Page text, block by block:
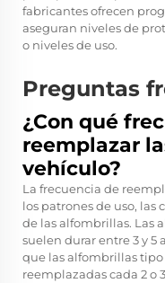
fabricantes ofrecen
aseguran niveles de
o niveles de uso.
Preguntas
¿Con qué
reemplazar
vehículo?
La frecuencia de
los patrones de uso,
de las alfombrillas. Las
suelen durar entre 3 y 5
que las alfombrillas
reemplazadas cada 2 o